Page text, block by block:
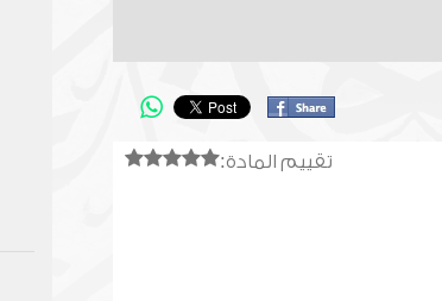
تقييم المادة: